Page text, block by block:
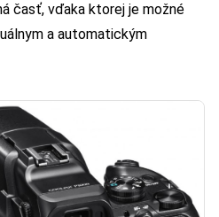
časť, vďaka ktorej je možné
a automatickým